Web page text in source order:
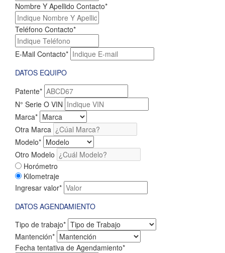
Nombre Y Apellido Contacto*
Teléfono Contacto*
E-Mail Contacto*
DATOS EQUIPO
Patente*
N° Serie O VIN
Marca*
Otra Marca
Modelo*
Otro Modelo
Horómetro
Kilometraje
Ingresar valor*
DATOS AGENDAMIENTO
Tipo de trabajo*
Mantención*
Fecha tentativa de Agendamiento*